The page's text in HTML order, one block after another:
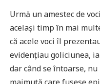
Urmă un amestec de
același timp în mai
că acele voci îl
evidențiau goliciunea,
dar când se întoarse, nu